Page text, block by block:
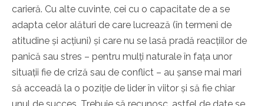
carieră. Cu alte cuvinte, cei cu o capacitate de a se
adapta celor alături de care lucrează (în termeni de
atitudine și acțiuni) și care nu se lasă pradă reacțiilor de
panică sau stres – pentru mulți naturale în fața unor
situații fie de criză sau de conflict – au șanse mai mari
să acceadă la o poziție de lider în viitor și să fie chiar